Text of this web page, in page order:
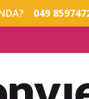
049